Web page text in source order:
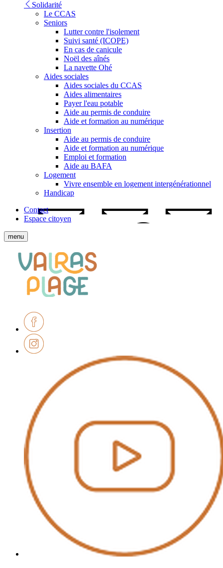
Solidarité
Le CCAS
Seniors
Lutter contre l'isolement
Suivi santé (ICOPE)
En cas de canicule
Noël des aînés
La navette Ohé
Aides sociales
Aides sociales du CCAS
Aides alimentaires
Payer l'eau potable
Aide au permis de conduire
Aide et formation au numérique
Insertion
Aide au permis de conduire
Aide et formation au numérique
Emploi et formation
Aide au BAFA
Logement
Vivre ensemble en logement intergénérationnel
Handicap
Contact
Espace citoyen
Afficher
le
menu
mobile
menu